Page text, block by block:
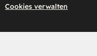
Cookies verwalten